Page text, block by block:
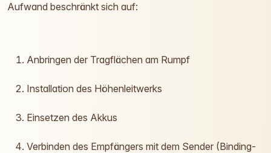
Aufwand beschränkt sich auf:
Anbringen der Tragflächen am Rumpf
Installation des Höhenleitwerks
Einsetzen des Akkus
Verbinden des Empfängers mit dem Sender (Binding-